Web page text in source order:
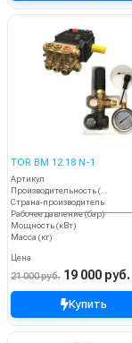
TOR BM 12.18 N-1
Артикул
Страна-производитель
Рабочее давление (бар)
Мощность (кВт)
Масса (кг)
Цена
21 000 руб. 19 000 руб.
Купить